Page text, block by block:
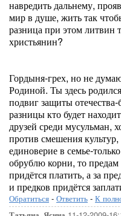
навредить дальнему,
мир в душе, жить так
разница при этом литвин
христьянин?
Гордыня-грех, но не
Родиной. Ты здесь
подвиг защиты
разницы кто будет
друзей среди мусульман,
против смешения
единоверие в семье-
обрублю корни, то предам
придётся платить, а за
и предков придётся
Обратиться - Ответить - К